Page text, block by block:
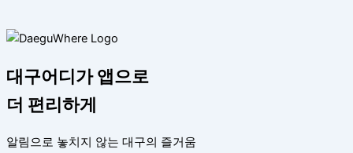
대구어디가 앱으로
더 편리하게
알림으로 놓치지 않는 대구의 즐거움